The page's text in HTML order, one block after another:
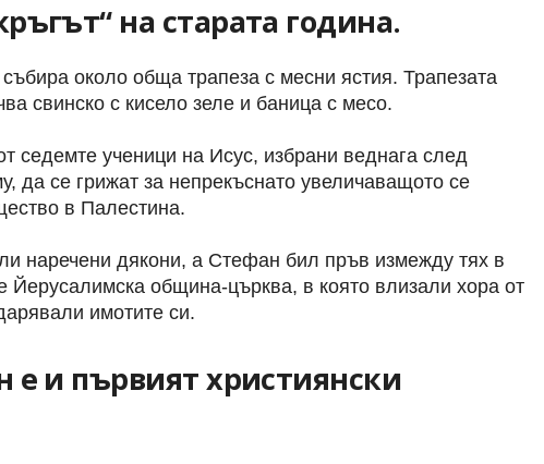
на старата година.
около обща трапеза с месни ястия. Трапезата
свинско с кисело зеле и баница с месо.
седемте ученици на Исус, избрани веднага след
да се грижат за непрекъснато увеличаващото се
в Палестина.
наречени дякони, а Стефан бил пръв измежду тях в
Йерусалимска община-църква, в която влизали хора от
имотите си.
е и първият християнски